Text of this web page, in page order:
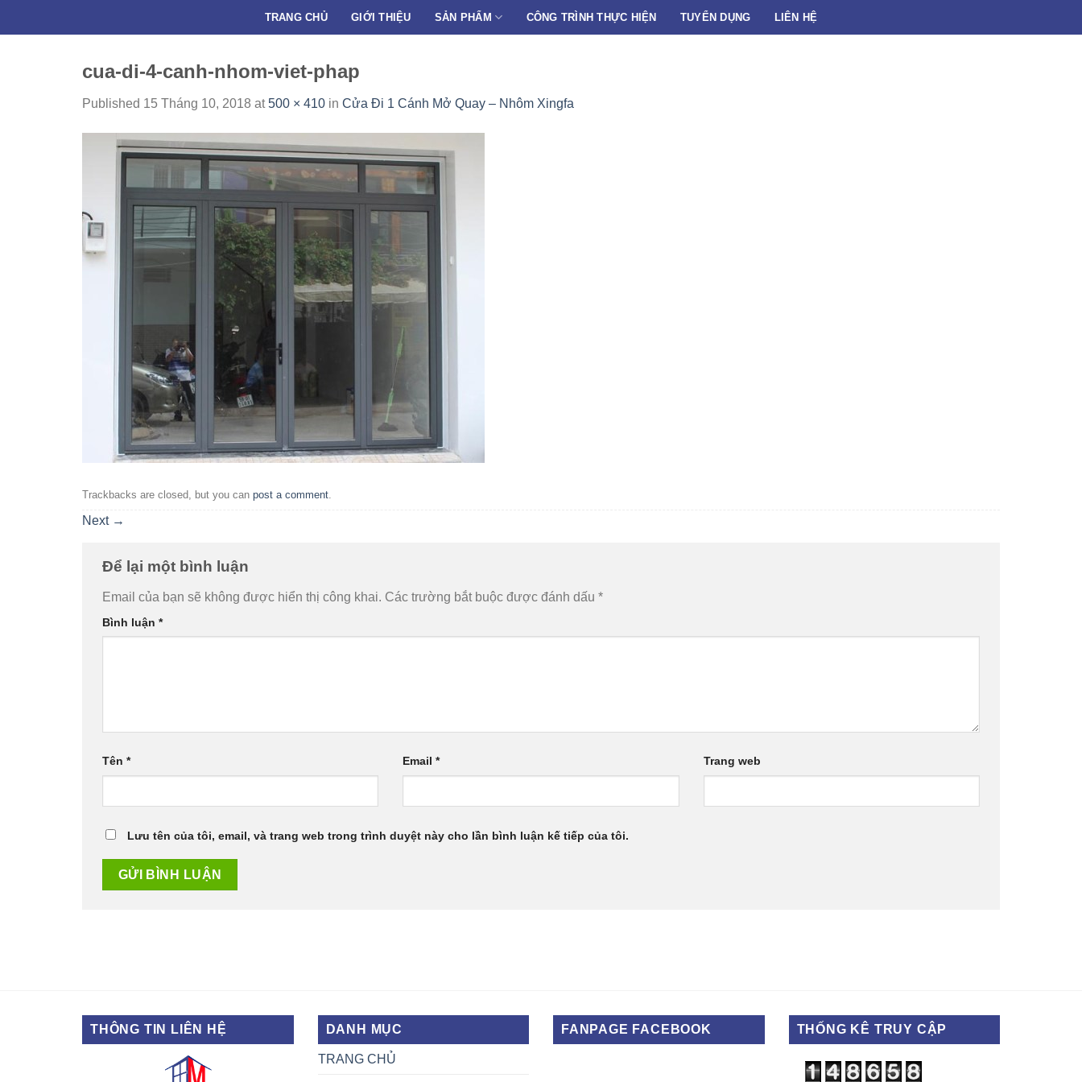
TRANG CHỦ GIỚI THIỆU SẢN PHẨM CÔNG TRÌNH THỰC HIỆN TUYỂN DỤNG LIÊN HỆ
cua-di-4-canh-nhom-viet-phap
Published 15 Tháng 10, 2018 at500 × 410 in Cửa Đi 1 Cánh Mở Quay – Nhôm Xingfa
Trackbacks are closed, but you can post a comment.
Next →
Để lại một bình luận
Email của bạn sẽ không được hiển thị công khai. Các trường bắt buộc được đánh dấu *
Bình luận *
Tên * Email* Trang web
Lưu tên của tôi, email, và trang web trong trình duyệt này cho lần bình luận kế tiếp của tôi.
THÔNG TIN LIÊN HỆ DANH MỤC
TRANG CHỦ
FANPAGE FACEBOOK THỐNG KÊ TRUY CẬP